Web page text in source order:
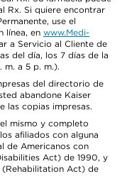
Rx. Si quiere encontrar
use el
línea, en www.Medi-
a Servicio al Cliente de
del día, los 7 días de la
m. a 5 p. m.).
del directorio de
abandone Kaiser
las copias impresas.
mismo y completo
afiliados con alguna
de Americanos con
Act) de 1990, y
(Rehabilitation Act) de